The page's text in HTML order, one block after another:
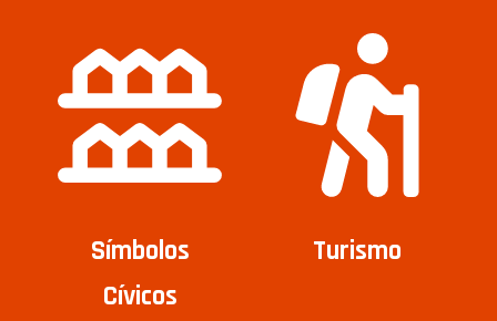
Símbolos
Cívicos
Turismo